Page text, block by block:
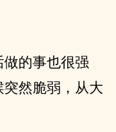
的事也很强
然脆弱，从大